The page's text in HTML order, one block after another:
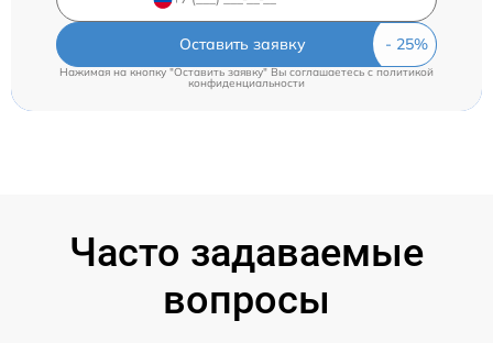
Оставить заявку
Нажимая на кнопку "Оставить заявку" Вы соглашаетесь cполитикой
конфиденциальности
Часто задаваемые
вопросы